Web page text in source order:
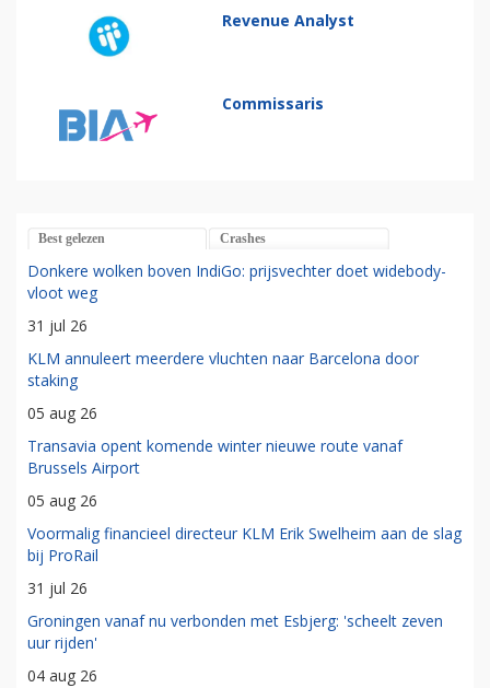
Revenue Analyst
Commissaris
Best gelezen Crashes
Donkere wolken boven IndiGo: prijsvechter doet widebody-
vloot weg
31 jul 26
KLM annuleert meerdere vluchten naar Barcelona door
staking
05 aug 26
Transavia opent komende winter nieuwe route vanaf
Brussels Airport
05 aug 26
Voormalig financieel directeur KLM Erik Swelheim aan de slag
bij ProRail
31 jul 26
Groningen vanaf nu verbonden met Esbjerg: 'scheelt zeven
uur rijden'
04 aug 26